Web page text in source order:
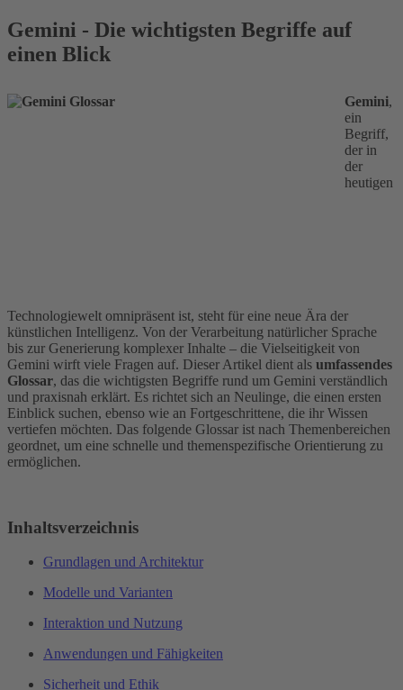
Gemini - Die wichtigsten Begriffe auf
einen Blick
Gemini,
ein
Begriff,
der in
der
heutigen
Technologiewelt omnipräsent ist, steht für eine neue Ära der
künstlichen Intelligenz. Von der Verarbeitung natürlicher Sprache
bis zur Generierung komplexer Inhalte – die Vielseitigkeit von
Gemini wirft viele Fragen auf. Dieser Artikel dient als umfassendes
Glossar, das die wichtigsten Begriffe rund um Gemini verständlich
und praxisnah erklärt. Es richtet sich an Neulinge, die einen ersten
Einblick suchen, ebenso wie an Fortgeschrittene, die ihr Wissen
vertiefen möchten. Das folgende Glossar ist nach Themenbereichen
geordnet, um eine schnelle und themenspezifische Orientierung zu
ermöglichen.
Inhaltsverzeichnis
Grundlagen und Architektur
Modelle und Varianten
Interaktion und Nutzung
Anwendungen und Fähigkeiten
Sicherheit und Ethik